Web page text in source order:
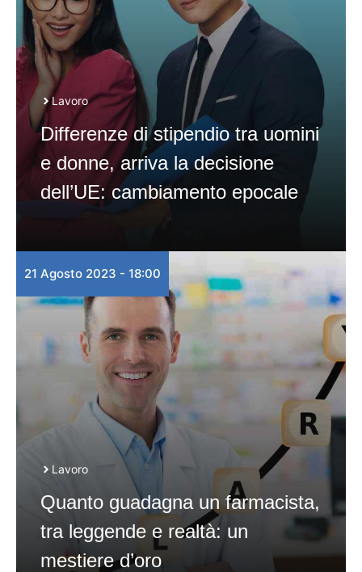
Lavoro
Differenze di stipendio tra uomini
e donne, arriva la decisione
dell’UE: cambiamento epocale
21 Agosto 2023 - 18:00
Lavoro
Quanto guadagna un farmacista,
tra leggende e realtà: un
mestiere d’oro